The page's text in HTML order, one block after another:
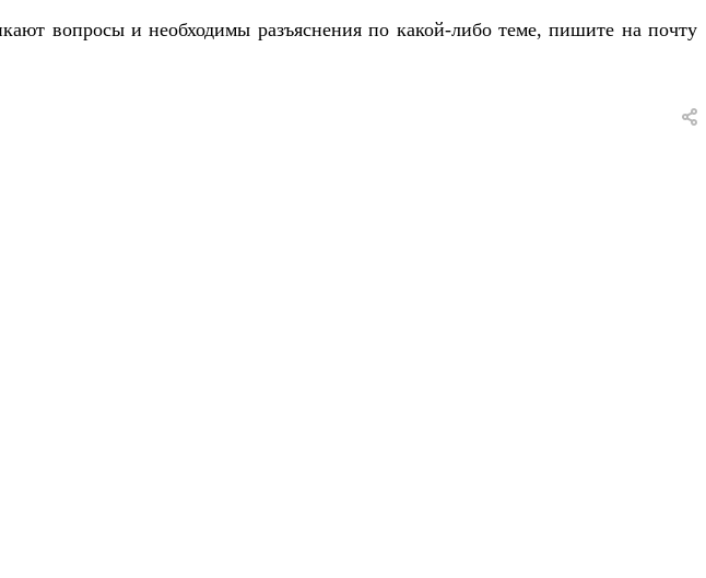
вопросы и необходимы разъяснения по какой-либо теме, пишите на почту